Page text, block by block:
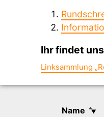
Ihr findet
Linksammlung
Name